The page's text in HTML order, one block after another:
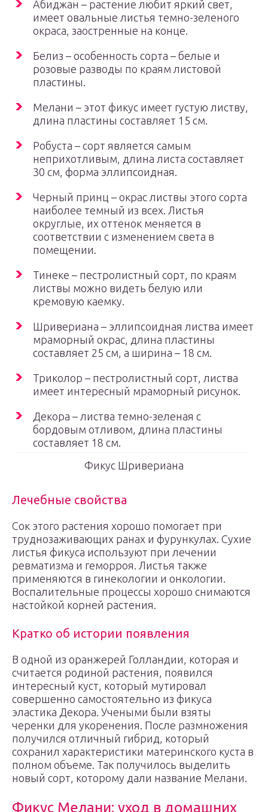
Абиджан – растение любит яркий свет,
имеет овальные листья темно-зеленого
окраса, заостренные на конце.
Белиз – особенность сорта – белые и
розовые разводы по краям листовой
пластины.
Мелани – этот фикус имеет густую листву,
длина пластины составляет 15 см.
Робуста – сорт является самым
неприхотливым, длина листа составляет
30 см, форма эллипсоидная.
Черный принц – окрас листвы этого сорта
наиболее темный из всех. Листья
округлые, их оттенок меняется в
соответствии с изменением света в
помещении.
Тинеке – пестролистный сорт, по краям
листвы можно видеть белую или
кремовую каемку.
Шривериана – эллипсоидная листва имеет
мраморный окрас, длина пластины
составляет 25 см, а ширина – 18 см.
Триколор – пестролистный сорт, листва
имеет интересный мраморный рисунок.
Декора – листва темно-зеленая с
бордовым отливом, длина пластины
составляет 18 см.
Фикус Шривериана
Лечебные свойства
Сок этого растения хорошо помогает при
труднозаживающих ранах и фурункулах. Сухие
листья фикуса используют при лечении
ревматизма и геморроя. Листья также
применяются в гинекологии и онкологии.
Воспалительные процессы хорошо снимаются
настойкой корней растения.
Кратко об истории появления
В одной из оранжерей Голландии, которая и
считается родиной растения, появился
интересный куст, который мутировал
совершенно самостоятельно из фикуса
эластика Декора. Учеными были взяты
черенки для укоренения. После размножения
получился отличный гибрид, который
сохранил характеристики материнского куста в
полном объеме. Так получилось выделить
новый сорт, которому дали название Мелани.
Фикус Мелани: уход в домашних